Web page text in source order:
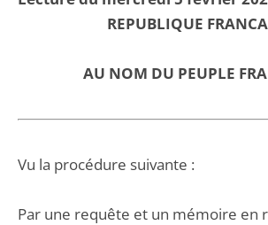
REPUBLIQUE
AU NOM DU PEUPLE
Vu la procédure suivante :
Par une requête et un mémoire en